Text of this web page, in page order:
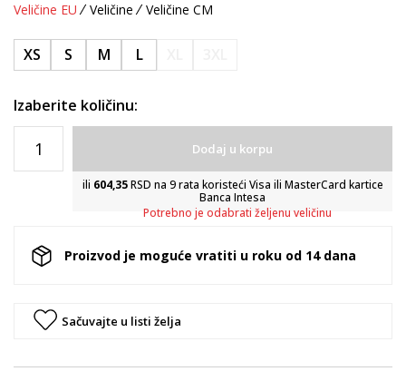
Veličine EU Veličine Veličine CM
XS S M L
Izaberite količinu:
Dodaj u korpu
ili 604,35RSD na 9 rata koristeći Visa ili MasterCard kartice
Banca Intesa
Potrebno je odabrati željenu veličinu
Proizvod je moguće vratiti u roku od 14 dana
Sačuvajte u listi želja